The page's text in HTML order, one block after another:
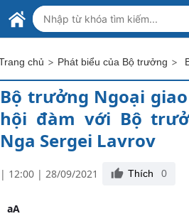
Skip to Main Content
BỘ NGOẠI GIAO VIỆT NAM
MINISTRY OF FOREIGN AFFAIRS
chủ > Phát biểu của Bộ trưởng >
Bộ trưởng Ngoại
hội đàm với Bộ
Nga Sergei Lavrov
| 12:00 | 28/09/2021 Thích 0
aA